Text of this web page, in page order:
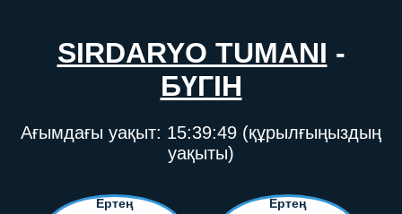
SIRDARYO TUMANI -
БҮГІН
Ағымдағы уақыт: 15:39:49 (құрылғыңыздың
уақыты)
Ертең Ертең